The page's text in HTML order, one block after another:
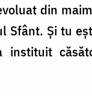
din
Sfânt. Şi tu